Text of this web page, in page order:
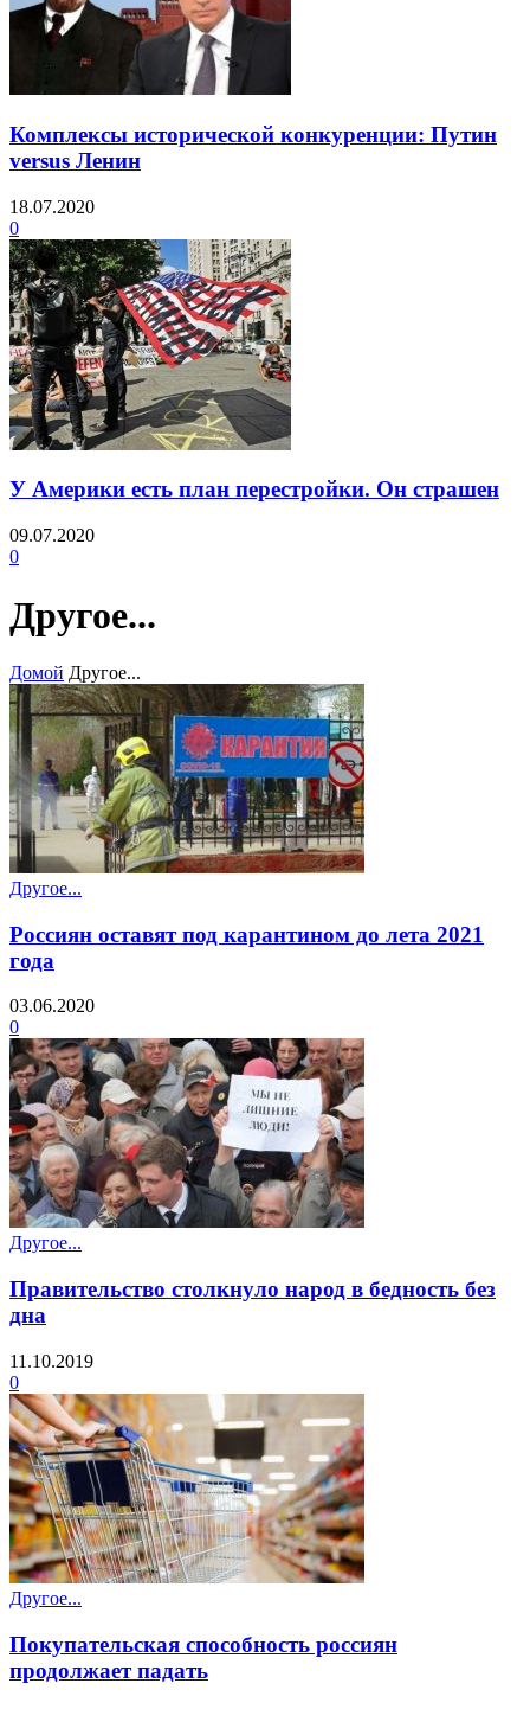
Комплексы исторической конкуренции: Путин
versus Ленин
18.07.2020
0
У Америки есть план перестройки. Он страшен
09.07.2020
0
Другое...
Домой Другое...
Другое...
Россиян оставят под карантином до лета 2021
года
03.06.2020
0
Другое...
Правительство столкнуло народ в бедность без
дна
11.10.2019
0
Другое...
Покупательская способность россиян
продолжает падать